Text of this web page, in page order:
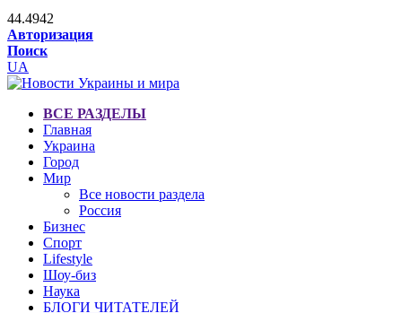
44.4942
Авторизация
Поиск
UA
ВСЕ РАЗДЕЛЫ
Главная
Украина
Город
Мир
Все новости раздела
Россия
Бизнес
Спорт
Lifestyle
Шоу-биз
Наука
БЛОГИ ЧИТАТЕЛЕЙ